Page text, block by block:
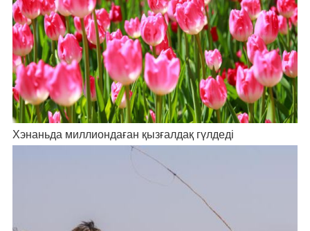
Хэнаньда миллиондаған қызғалдақ гүлдеді